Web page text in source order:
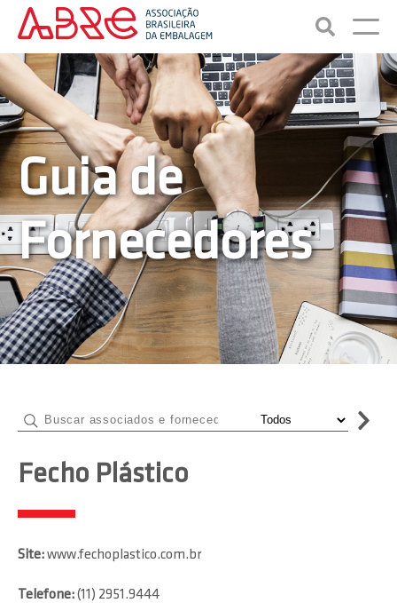
Guia de
Fornecedores
Fecho Plástico
Site:www.fechoplastico.com.br
Telefone:(11) 2951.9444